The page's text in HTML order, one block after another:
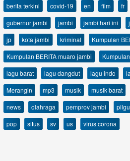
berita terkini
covid-19 en film fr
gubernur jambi
jambi jambi hari ini
jp
kota jambi kriminal
Kumpulan
Kumpulan BERITA muaro jambi
lagu barat
lagu dangdut lagu indo
Merangin
mp3 musik musik barat
news
olahraga pemprov jambi
pop
situs sv us virus corona